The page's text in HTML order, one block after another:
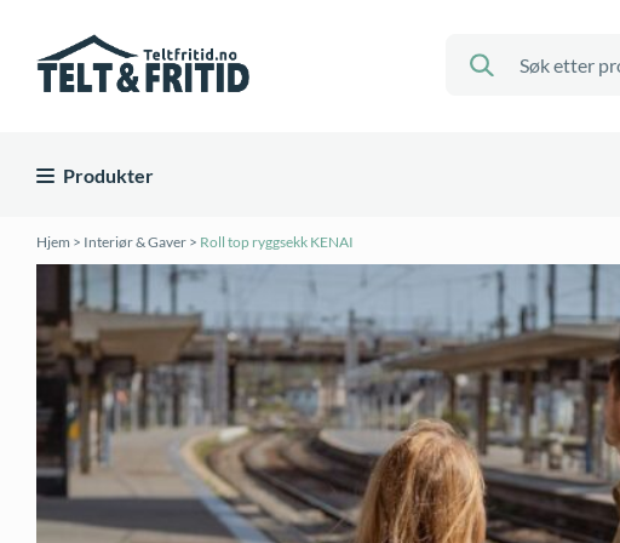
Produkter
Hjem > Interiør & Gaver > Roll top ryggsekk KENAI